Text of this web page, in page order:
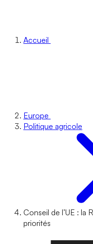
Accueil
Europe
Politique agricole
Conseil de l’UE : la
priorités